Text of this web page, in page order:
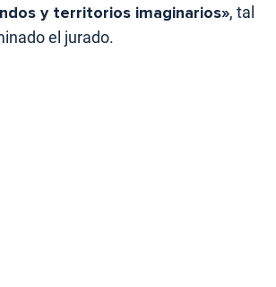
y territorios imaginarios», tal
el jurado.